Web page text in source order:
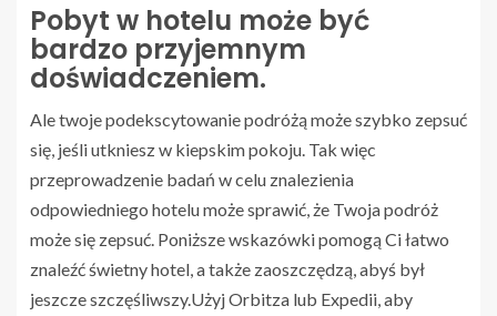
Pobyt w hotelu może być
bardzo przyjemnym
doświadczeniem.
Ale twoje podekscytowanie podróżą może szybko zepsuć
się, jeśli utkniesz w kiepskim pokoju. Tak więc
przeprowadzenie badań w celu znalezienia
odpowiedniego hotelu może sprawić, że Twoja podróż
może się zepsuć. Poniższe wskazówki pomogą Ci łatwo
znaleźć świetny hotel, a także zaoszczędzą, abyś był
jeszcze szczęśliwszy.Użyj Orbitza lub Expedii, aby